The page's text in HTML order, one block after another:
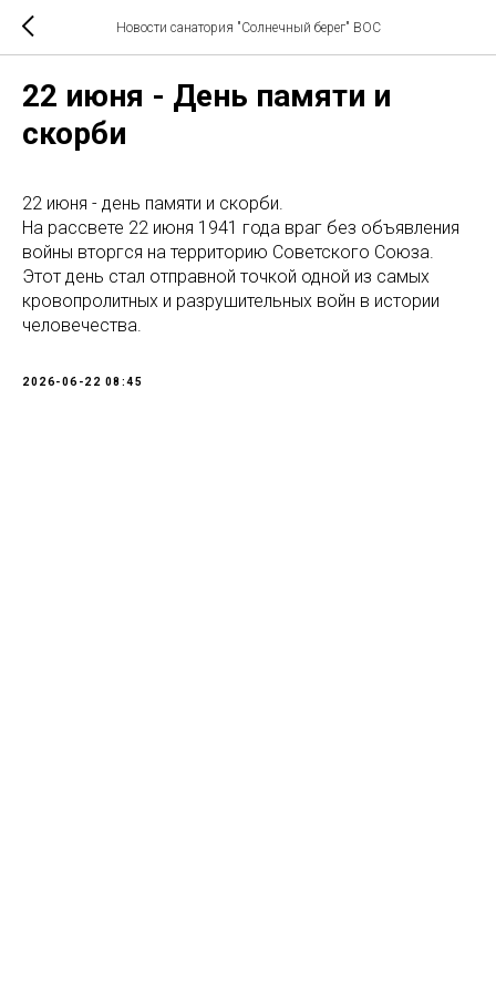
Новости санатория "Солнечный берег" ВОС
22 июня - День памяти и
скорби
22 июня - день памяти и скорби.
На рассвете 22 июня 1941 года враг без объявления
войны вторгся на территорию Советского Союза.
Этот день стал отправной точкой одной из самых
кровопролитных и разрушительных войн в истории
человечества.
2026-06-22 08:45